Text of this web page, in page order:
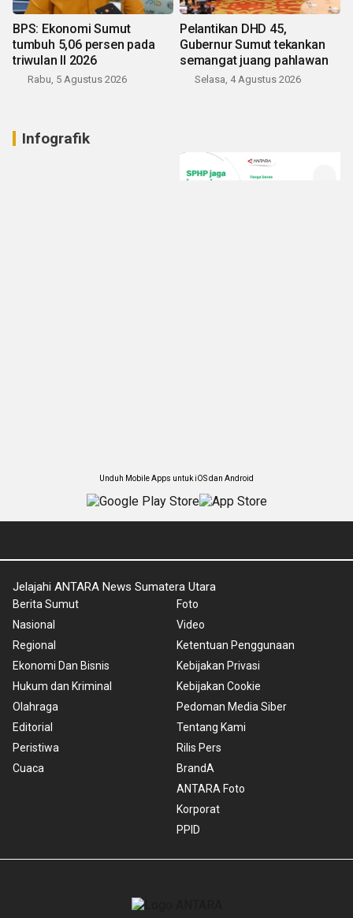
BPS: Ekonomi Sumut
tumbuh 5,06 persen pada
triwulan II 2026
Rabu, 5 Agustus 2026
Pelantikan DHD 45,
Gubernur Sumut tekankan
semangat juang pahlawan
Selasa, 4 Agustus 2026
Infografik
Unduh Mobile Apps untuk iOS dan Android
Jelajahi ANTARA News Sumatera Utara
Berita Sumut
Nasional
Regional
Ekonomi Dan Bisnis
Hukum dan Kriminal
Olahraga
Editorial
Peristiwa
Cuaca
Foto
Video
Ketentuan Penggunaan
Kebijakan Privasi
Kebijakan Cookie
Pedoman Media Siber
Tentang Kami
Rilis Pers
BrandA
ANTARA Foto
Korporat
PPID